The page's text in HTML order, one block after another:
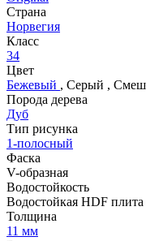
Страна
Норвегия
Класс
34
Цвет
Бежевый , Серый ,
Порода дерева
Дуб
Тип рисунка
1-полосный
Фаска
V-образная
Водостойкость
Водостойкая HDF
Толщина
11 мм